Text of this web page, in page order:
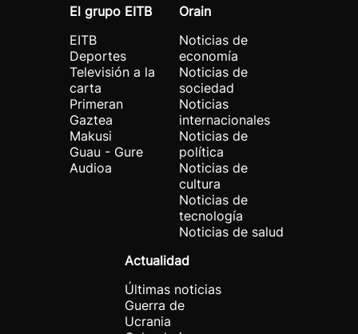
El grupo EITB
EITB
Deportes
Televisión a la
carta
Primeran
Gaztea
Makusi
Guau - Gure
Audioa
Orain
Noticias de
economía
Noticias de
sociedad
Noticias
internacionales
Noticias de
política
Noticias de
cultura
Noticias de
tecnología
Noticias de salud
Actualidad
Últimas noticias
Guerra de
Ucrania